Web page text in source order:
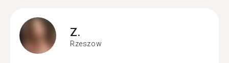
Z.
Rzeszow